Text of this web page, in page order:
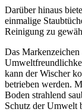
Darüber hinaus
einmalige
Reinigung zu
Das
kann der Wischer
betrieben werden.
Boden strahlend
Schutz der Umwelt